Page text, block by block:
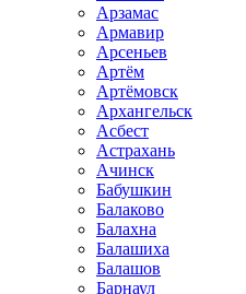
Арзамас
Армавир
Арсеньев
Артём
Артёмовск
Архангельск
Асбест
Астрахань
Ачинск
Бабушкин
Балаково
Балахна
Балашиха
Балашов
Барнаул